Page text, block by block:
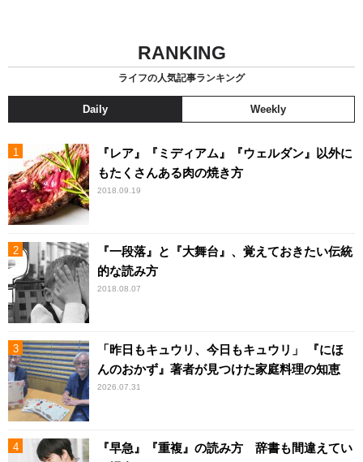
RANKING
ライフの人気記事ランキング
Daily Weekly
『レア』『ミディアム』『ウェルダン』以外に
もたくさんある肉の焼き方
2018.09.19
『一段落』と『大舞台』、覚えておきたい伝統
的な読み方
2018.08.07
「昨日もキュウリ、今日もキュウリ」 『にほ
んのおかず』著者が見つけた家庭料理の知恵
2026.07.31
『早急』『重複』の読み方 辞書も間違えてい